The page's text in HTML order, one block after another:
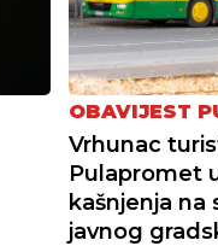
OBAVIJEST
Vrhunac
Pulapromet
kašnjenja na
javnog